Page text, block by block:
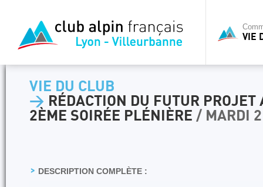
VIE
VIE DU CLUB
> RÉDACTION DU FUTUR PROJET
2ÈME SOIRÉE PLÉNIÈRE / MARDI
DESCRIPTION COMPLÈTE :